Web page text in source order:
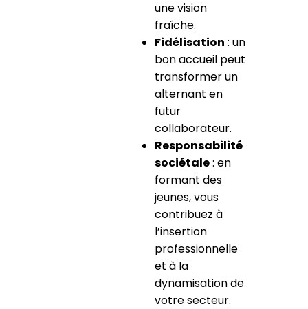
une vision
fraîche.
Fidélisation : un
bon accueil peut
transformer un
alternant en
futur
collaborateur.
Responsabilité
sociétale: en
formant des
jeunes, vous
contribuez à
l’insertion
professionnelle
et à la
dynamisation de
votre secteur.